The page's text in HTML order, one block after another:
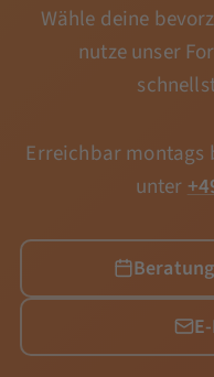
Wähle deine
nutze unser
Erreichbar montags
unter